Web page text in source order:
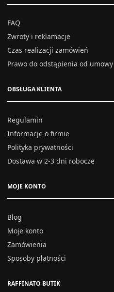
FAQ
Zwroty i reklamacje
Czas realizacji zamówień
Prawo do odstąpienia od umowy
OBSŁUGA KLIENTA
Regulamin
Informacje o firmie
Polityka prywatności
Dostawa w 2-3 dni robocze
MOJE KONTO
Blog
Moje konto
Zamówienia
Sposoby płatności
RAFFINATO BUTIK